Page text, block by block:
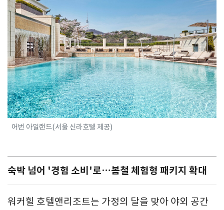
어번 아일랜드(서울 신라호텔 제공)
숙박 넘어 '경험 소비'로…봄철 체험형 패키지 확대
워커힐 호텔앤리조트는 가정의 달을 맞아 야외 공간